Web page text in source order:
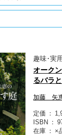
趣味･実
オーク
るバラ
加藤 矢
定価
ISBN
在庫
×